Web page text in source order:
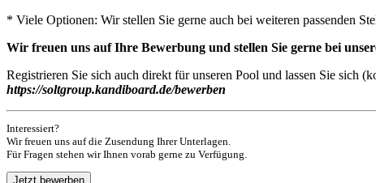
* Viele Optionen: Wir stellen Sie gerne auch bei weiteren passenden
Wir freuen uns auf Ihre Bewerbung und stellen Sie gerne bei
Registrieren Sie sich auch direkt für unseren Pool und lassen Sie sich
https://soltgroup.kandiboard.de/bewerben
Interessiert?
Wir freuen uns auf die Zusendung Ihrer Unterlagen.
Für Fragen stehen wir Ihnen vorab gerne zu Verfügung.